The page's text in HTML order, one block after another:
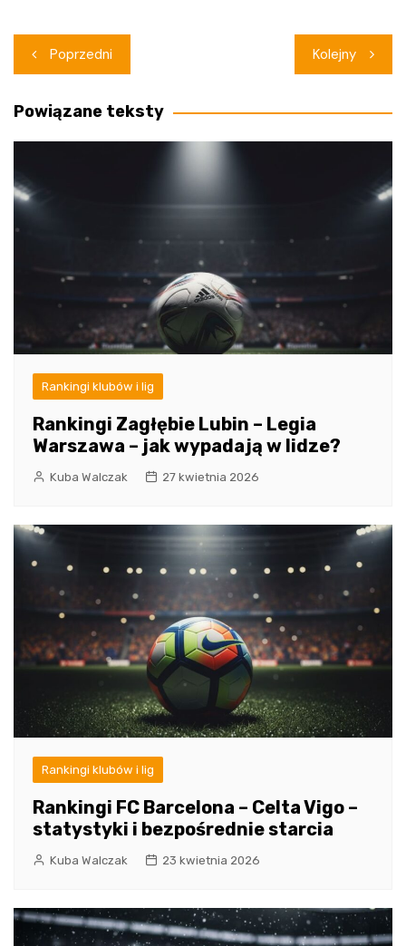
Nawigacja
wpisu
Poprzedni Kolejny
Powiązane teksty
Rankingi klubów i lig
Rankingi Zagłębie Lubin – Legia
Warszawa – jak wypadają w lidze?
Kuba Walczak 27 kwietnia 2026
Rankingi klubów i lig
Rankingi FC Barcelona – Celta Vigo –
statystyki i bezpośrednie starcia
Kuba Walczak 23 kwietnia 2026